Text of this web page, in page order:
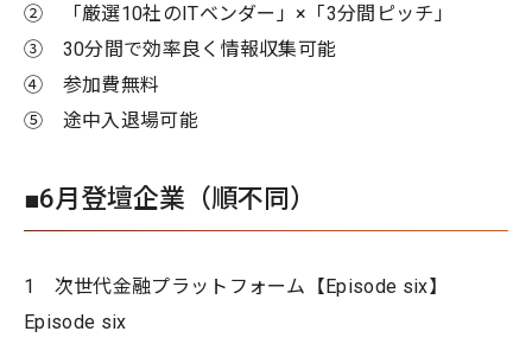
② 「厳選10社のITベンダー」×「3分間ピッチ」
③ 30分間で効率良く情報収集可能
④ 参加費無料
⑤ 途中入退場可能
■6月登壇企業（順不同）
1 次世代金融プラットフォーム【Episode six】
Episode six